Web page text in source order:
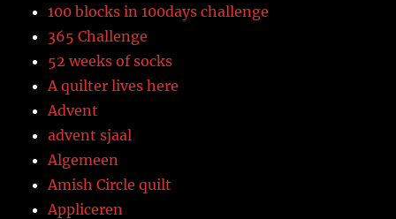
100 blocks in 100days challenge
365 Challenge
52 weeks of socks
A quilter lives here
Advent
advent sjaal
Algemeen
Amish Circle quilt
Appliceren